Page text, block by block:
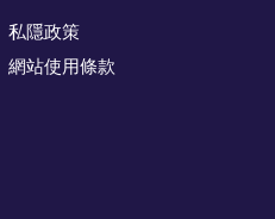
私隱政策
網站使用條款